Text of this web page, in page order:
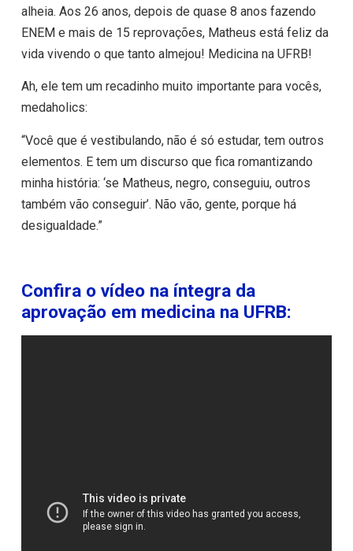
alheia. Aos 26 anos, depois de quase 8 anos fazendo
ENEM e mais de 15 reprovações, Matheus está feliz da
vida vivendo o que tanto almejou! Medicina na UFRB!
Ah, ele tem um recadinho muito importante para vocês,
medaholics:
“Você que é vestibulando, não é só estudar, tem outros
elementos. E tem um discurso que fica romantizando
minha história: ‘se Matheus, negro, conseguiu, outros
também vão conseguir’. Não vão, gente, porque há
desigualdade.”
Confira o vídeo na íntegra da
aprovação em medicina na UFRB: